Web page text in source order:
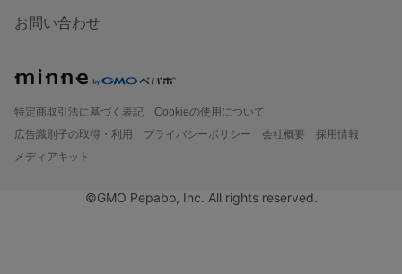
お問い合わせ
特定商取引法に基づく表記
Cookieの使用について
広告識別子の取得・利用
プライバシーポリシー 会社概要
採用情報
メディアキット
©GMO Pepabo, Inc. All rights reserved.